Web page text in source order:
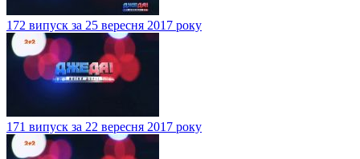
172 випуск за 25 вересня 2017 року
171 випуск за 22 вересня 2017 року